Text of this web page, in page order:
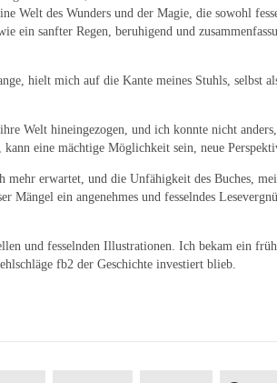
Welt des Wunders und der Magie, die sowohl
ein sanfter Regen, beruhigend und
hielt mich auf die Kante meines Stuhls, selbst
Welt hineingezogen, und ich konnte nicht
eine mächtige Möglichkeit sein, neue
erwartet, und die Unfähigkeit des Buches,
ein angenehmes und fesselndes
und fesselnden Illustrationen. Ich bekam ein
fb2 der Geschichte investiert blieb.